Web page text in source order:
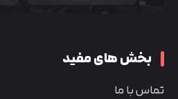
بخش های مفید
تماس با ما